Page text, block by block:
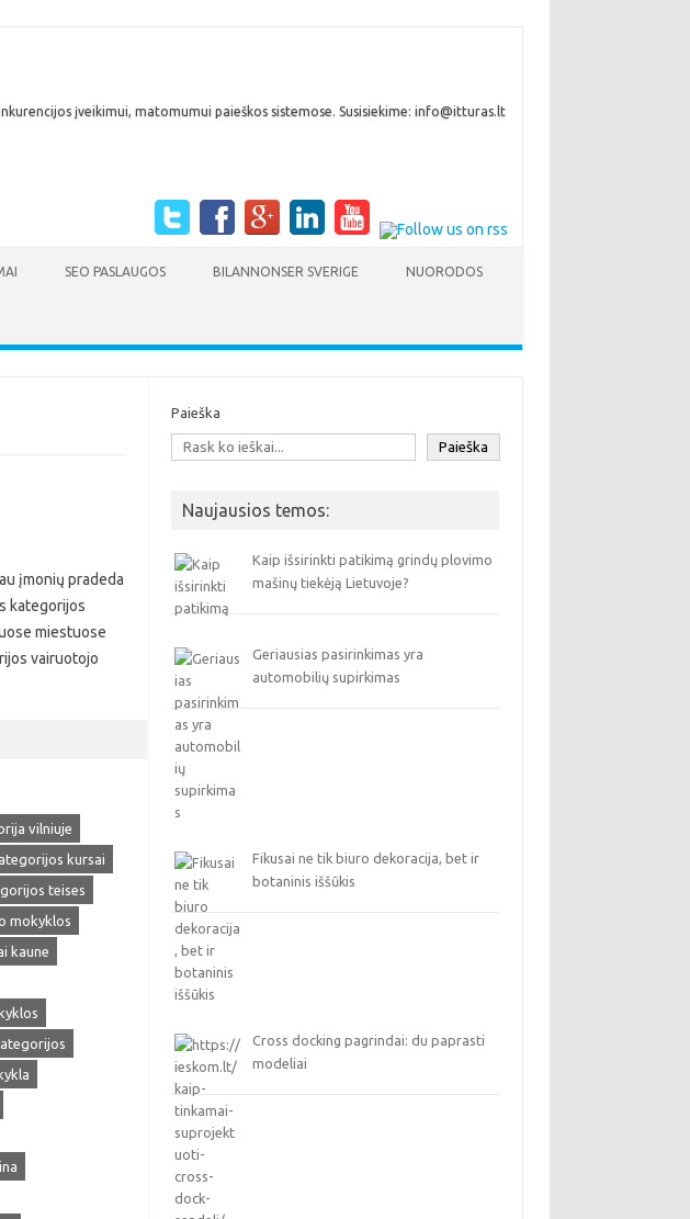
įveikimui, matomumui paieškos sistemose. Susisiekime: info@itturas.lt
SEO PASLAUGOS BILANNONSER SVERIGE NUORODOS
įmonių pradeda
kategorijos
miestuose
vairuotojo
vilniuje
kursai
teises
mokyklos
kaune
Paieška
Paieška
Naujausios temos:
Kaip išsirinkti patikimą grindų plovimo
mašinų tiekėją Lietuvoje?
Geriausias pasirinkimas yra
automobilių supirkimas
Fikusai ne tik biuro dekoracija, bet ir
botaninis iššūkis
Cross docking pagrindai: du paprasti
modeliai